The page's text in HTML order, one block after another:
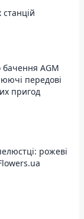
бачення AGM
передові
пригод
рожеві